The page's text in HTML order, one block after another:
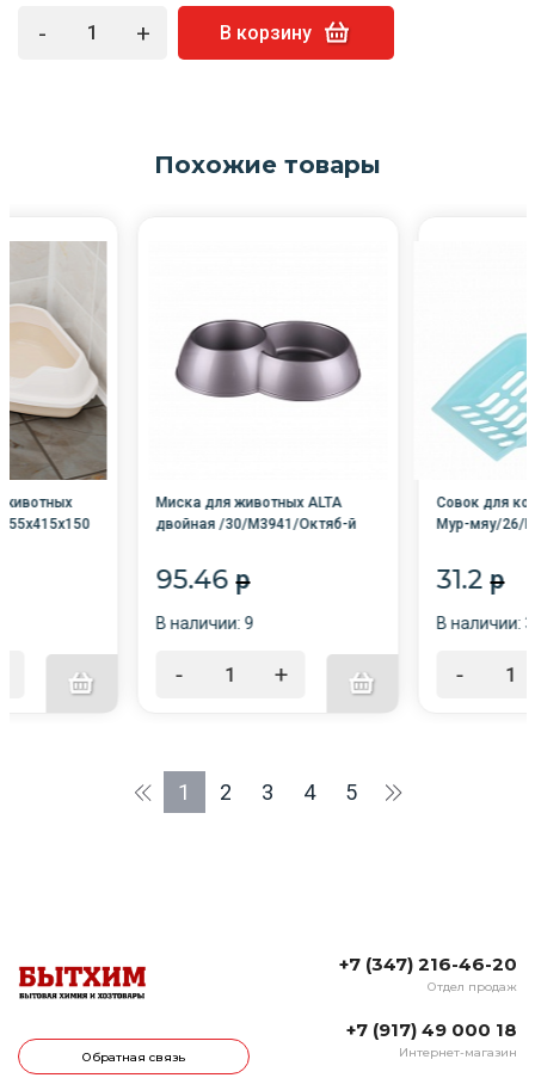
- + В корзину
Похожие товары
животных
Миска для животных ALTA
двойная /30/М3941/Октяб-й
95.46 p
В наличии: 9
- +
Совок для
Мур-мяу/26/
31.2 p
В наличии: 3
-
1 2 3 4 5
Обратная связь
+7 (347) 216-46-20
Отдел продаж
+7 (917) 49 000 18
Интернет-магазин